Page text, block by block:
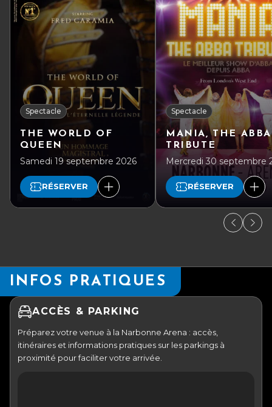
Spectacle
THE WORLD OF
QUEEN
Samedi 19 septembre 2026
RÉSERVER
Spectacle
MANIA, THE ABBA
TRIBUTE
Mercredi 30 septembre
RÉSERVER
INFOS PRATIQUES
ACCÈS & PARKING
Préparez votre venue à la Narbonne Arena : accès,
itinéraires et informations pratiques sur les parkings à
proximité pour faciliter votre arrivée.